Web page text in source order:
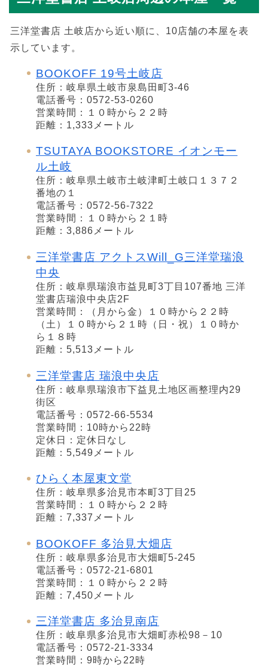
三洋堂書店 土岐店から近い順に、10店舗の本屋を表
示しています。
BOOKOFF 19号土岐店
住所：岐阜県土岐市泉島田町3-46
電話番号：0572-53-0260
営業時間：１０時から２２時
距離：1,333メートル
TSUTAYA BOOKSTORE イオンモー
ル土岐
住所：岐阜県土岐市土岐津町土岐口１３７２
番地の１
電話番号：0572-56-7322
営業時間：１０時から２１時
距離：3,886メートル
三洋堂書店 アクトスWill_G三洋堂瑞浪
中央
住所：岐阜県瑞浪市益見町3丁目107番地 三洋
堂書店瑞浪中央店2F
営業時間：（月から金）１０時から２２時
（土）１０時から２１時（日・祝）１０時か
ら１８時
距離：5,513メートル
三洋堂書店 瑞浪中央店
住所：岐阜県瑞浪市下益見土地区画整理内29
街区
電話番号：0572-66-5534
営業時間：10時から22時
定休日：定休日なし
距離：5,549メートル
ひらく本屋東文堂
住所：岐阜県多治見市本町3丁目25
営業時間：１０時から２２時
距離：7,337メートル
BOOKOFF 多治見大畑店
住所：岐阜県多治見市大畑町5-245
電話番号：0572-21-6801
営業時間：１０時から２２時
距離：7,450メートル
三洋堂書店 多治見南店
住所：岐阜県多治見市大畑町赤松98－10
電話番号：0572-21-3334
営業時間：9時から22時